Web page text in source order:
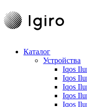
Каталог
Устройства
Iqos
Iqos
Iqos
Iqos
Iqos